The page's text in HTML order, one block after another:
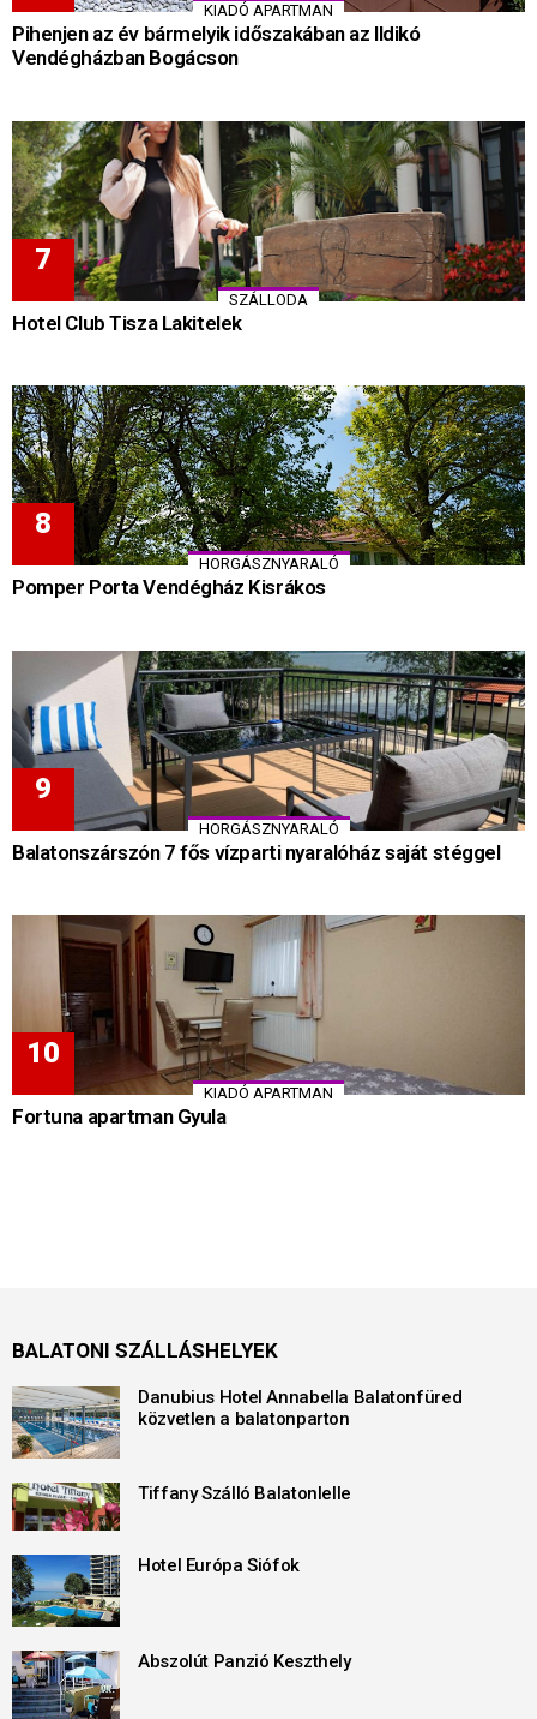
KIADÓ APARTMAN
Pihenjen az év bármelyik időszakában az Ildikó
Vendégházban Bogácson
SZÁLLODA
Hotel Club Tisza Lakitelek
HORGÁSZNYARALÓ
Pomper Porta Vendégház Kisrákos
HORGÁSZNYARALÓ
Balatonszárszón 7 fős vízparti nyaralóház saját stéggel
KIADÓ APARTMAN
Fortuna apartman Gyula
BALATONI SZÁLLÁSHELYEK
Danubius Hotel Annabella Balatonfüred
közvetlen a balatonparton
Tiffany Szálló Balatonlelle
Hotel Európa Siófok
Abszolút Panzió Keszthely